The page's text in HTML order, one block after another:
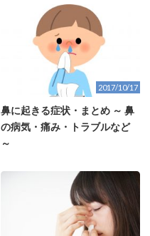
2017/10/17
鼻に起きる症状・まとめ ～ 鼻
の病気・痛み・トラブルなど
～